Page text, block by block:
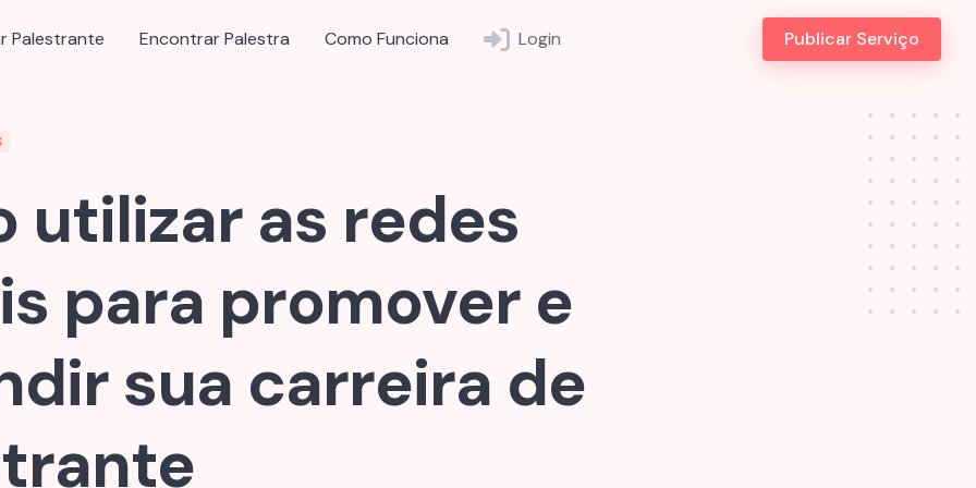
Palestrante Encontrar Palestra Como Funciona Login Publicar Serviço
utilizar as redes
para promover e
sua carreira de